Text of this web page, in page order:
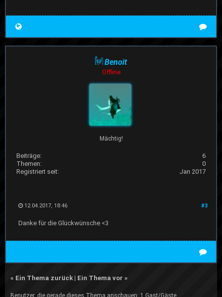
Benoit
Offline
Mächtig!
Beiträge:
6
Themen:
0
Registriert seit:
Jan 2017
#3
12.04.2017, 18:46
Danke für die Glückwünsche <3
« Ein Thema zurück | Ein Thema vor »
Benutzer, die gerade dieses Thema anschauen: 1 Gast/Gäste